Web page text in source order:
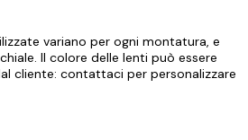
variano per ogni montatura, e
Il colore delle lenti può essere
cliente: contattaci per personalizzare